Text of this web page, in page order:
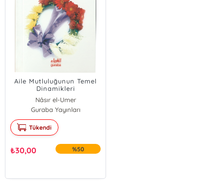
Aile Mutluluğunun Temel
Dinamikleri
Nâsır el-Umer
Guraba Yayınları
Tükendi
₺30,00 %50